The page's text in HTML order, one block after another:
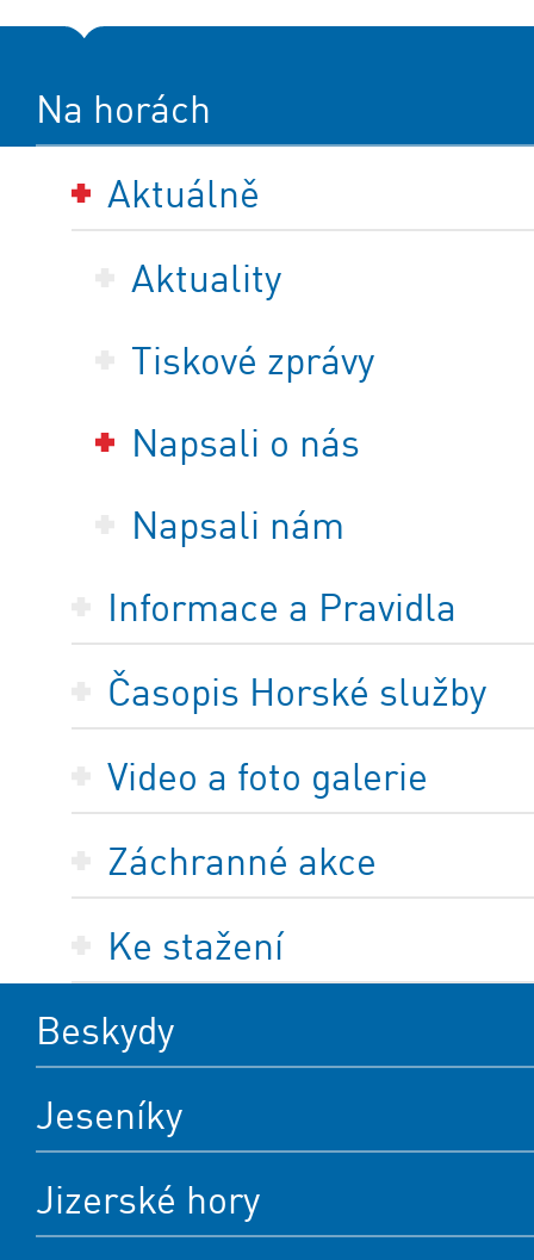
Na horách
Aktuálně
Aktuality
Tiskové zprávy
Napsali o nás
Napsali nám
Informace a Pravidla
Časopis Horské služby
Video a foto galerie
Záchranné akce
Ke stažení
Beskydy
Jeseníky
Jizerské hory